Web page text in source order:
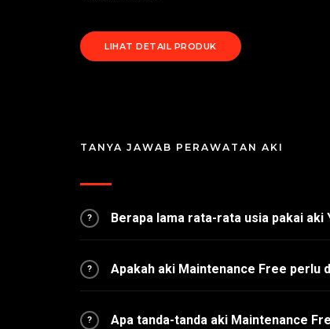
LIHAT DETAIL PRODUK
TANYA JAWAB PERAWATAN AKI
? Berapa lama rata-rata usia pakai aki
? Apakah aki Maintenance Free perlu
? Apa tanda-tanda aki Maintenance